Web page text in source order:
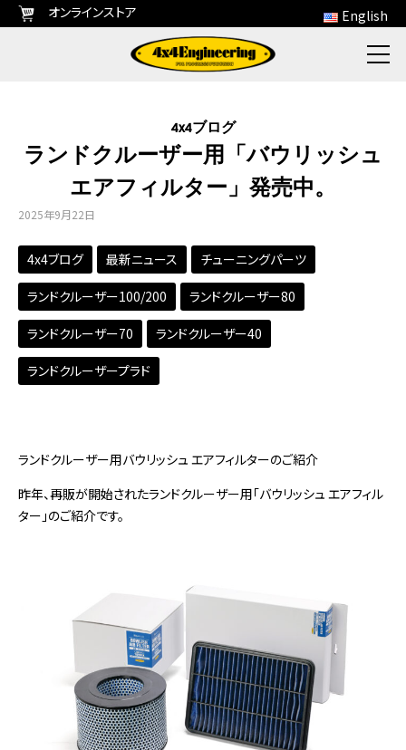
オンラインストア English
4x4ブログ
ランドクルーザー用「バウリッシュ
エアフィルター」発売中。
2025年9月22日
4x4ブログ 最新ニュース チューニングパーツ
ランドクルーザー100/200 ランドクルーザー80
ランドクルーザー70 ランドクルーザー40
ランドクルーザープラド
ランドクルーザー用バウリッシュ エアフィルターのご紹介
昨年、再販が開始されたランドクルーザー用「バウリッシュ エアフィル
ター」のご紹介です。